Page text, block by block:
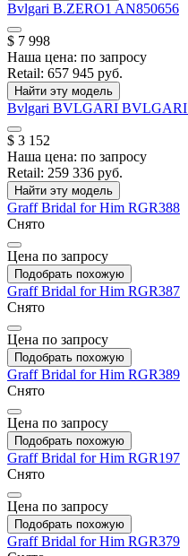
Bvlgari B.ZERO1 AN850656
$ 7 998
Наша цена: по запросу
Retail: 657 945 руб.
Найти эту модель
Bvlgari BVLGARI BVLGARI
$ 3 152
Наша цена: по запросу
Retail: 259 336 руб.
Найти эту модель
GraffBridal for Him RGR388
Снято
Цена по запросу
Подобрать похожую
GraffBridal for Him RGR387
Снято
Цена по запросу
Подобрать похожую
GraffBridal for Him RGR389
Снято
Цена по запросу
Подобрать похожую
GraffBridal for Him RGR197
Снято
Цена по запросу
Подобрать похожую
GraffBridal for Him RGR379